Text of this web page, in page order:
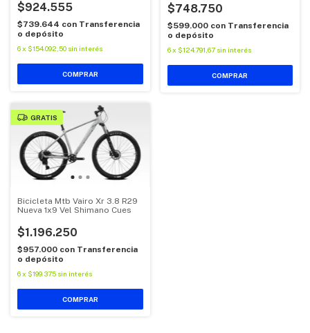
$924.555
$739.644 con Transferencia
o depósito
6x $154.092,50 sin interés
COMPRAR
$748.750
$599.000 con Transferencia
o depósito
6 x $124.791,67 sin interés
COMPRAR
GRATIS
Bicicleta Mtb Vairo Xr 3.8 R29
Nueva 1x9 Vel Shimano Cues
$1.196.250
$957.000 con Transferencia
o depósito
6x $199.375 sin interés
COMPRAR